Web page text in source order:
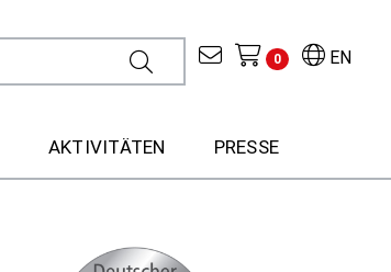
EN
0
AKTIVITÄTEN PRESSE